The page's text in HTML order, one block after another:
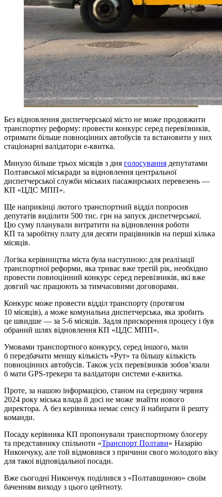
Без відновлення диспетчерської місто не може продовжити
транспортну реформу: провести конкурс серед перевізників,
отримати більше повноцінних автобусів та встановити у них
стаціонарні валідатори е-квитка.
Минуло більше трьох місяців з дня голосування депутатами
Полтавської міськради за відновлення центральної
диспетчерської служби міських пасажирських перевезень —
КП «ЦДС МПП».
Ще наприкінці лютого транспортний відділ попросив
депутатів виділити 500 тис. грн на запуск диспетчерської.
Цю суму планували витратити на відновлення роботи
КП та заробітну плату для десяти працівників на перші кілька
місяців.
Логіка керівництва міста була наступною: для реалізації
транспортної реформи, яка триває вже третій рік, необхідно
провести повноцінний конкурс серед перевізників, які вже
довгий час працюють за тимчасовими договорами.
Конкурс може провести відділ транспорту (протягом
10 місяців), а може комунальна диспетчерська, яка зробить
це швидше — за 5-6 місяців. Задля прискорення процесу і був
обраний шлях відновлення КП «ЦДС МПП».
Умовами транспортного конкурсу, серед іншого, мали
б передбачати меншу кількість «Рут» та більшу кількість
повноцінних автобусів. Також усіх перевізників зобов’язали
б мати GPS-трекери та валідатори системи е-квитка.
Проте, за нашою інформацією, станом на середину червня
2024 року міська влада й досі не може знайти нового
директора. А без керівника немає сенсу й набирати й решту
команди.
Посаду керівника КП пропонували транспортному блогеру
та представнику спільноти «Транспорт Полтави» Назарію
Никончуку, але той відмовився з причини свого молодого віку
для такої відповідальної посади.
Вже сьогодні Никончук поділився з «Полтавщиною» своїм
баченням виходу з цього цейтноту.